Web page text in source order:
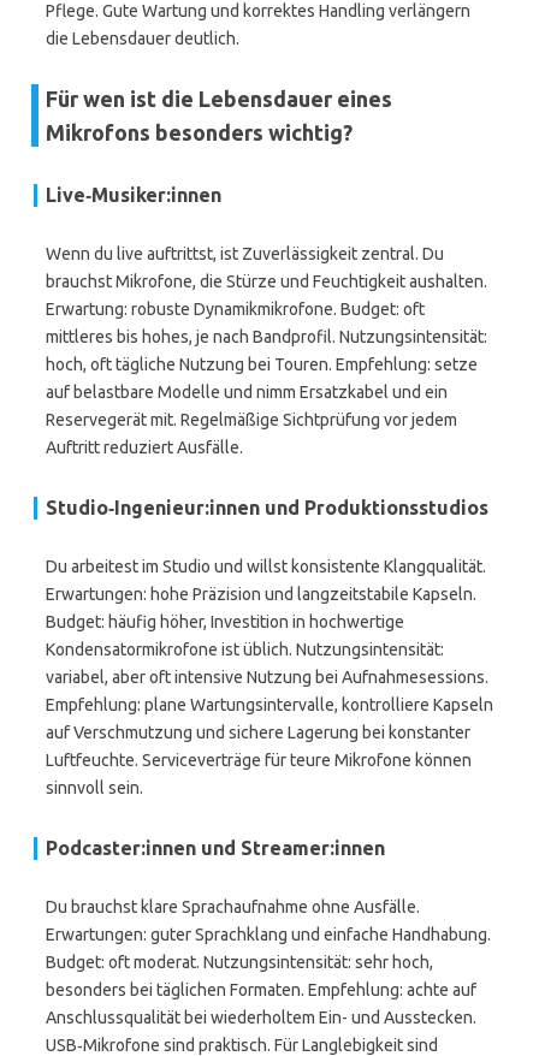
Pflege. Gute Wartung und korrektes Handling verlängern
die Lebensdauer deutlich.
Für wen ist die Lebensdauer eines
Mikrofons besonders wichtig?
Live‑Musiker:innen
Wenn du live auftrittst, ist Zuverlässigkeit zentral. Du
brauchst Mikrofone, die Stürze und Feuchtigkeit aushalten.
Erwartung: robuste Dynamikmikrofone. Budget: oft
mittleres bis hohes, je nach Bandprofil. Nutzungsintensität:
hoch, oft tägliche Nutzung bei Touren. Empfehlung: setze
auf belastbare Modelle und nimm Ersatzkabel und ein
Reservegerät mit. Regelmäßige Sichtprüfung vor jedem
Auftritt reduziert Ausfälle.
Studio‑Ingenieur:innen und Produktionsstudios
Du arbeitest im Studio und willst konsistente Klangqualität.
Erwartungen: hohe Präzision und langzeitstabile Kapseln.
Budget: häufig höher, Investition in hochwertige
Kondensatormikrofone ist üblich. Nutzungsintensität:
variabel, aber oft intensive Nutzung bei Aufnahmesessions.
Empfehlung: plane Wartungsintervalle, kontrolliere Kapseln
auf Verschmutzung und sichere Lagerung bei konstanter
Luftfeuchte. Serviceverträge für teure Mikrofone können
sinnvoll sein.
Podcaster:innen und Streamer:innen
Du brauchst klare Sprachaufnahme ohne Ausfälle.
Erwartungen: guter Sprachklang und einfache Handhabung.
Budget: oft moderat. Nutzungsintensität: sehr hoch,
besonders bei täglichen Formaten. Empfehlung: achte auf
Anschlussqualität bei wiederholtem Ein- und Ausstecken.
USB‑Mikrofone sind praktisch. Für Langlebigkeit sind